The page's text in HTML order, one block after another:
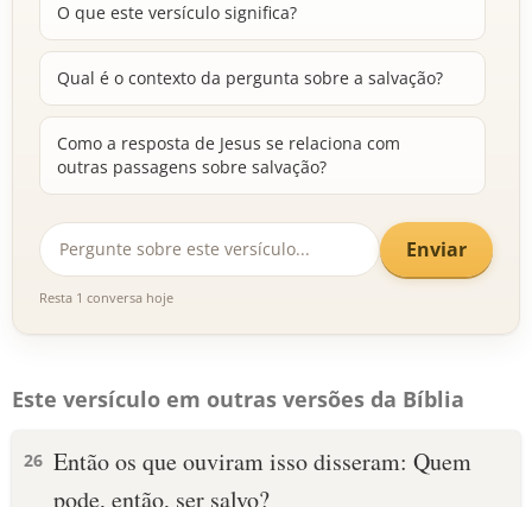
O que este versículo significa?
Qual é o contexto da pergunta sobre a salvação?
Como a resposta de Jesus se relaciona com
outras passagens sobre salvação?
Enviar
Resta 1 conversa hoje
Este versículo em outras versões da Bíblia
26 Então os que ouviram isso disseram: Quem
pode, então, ser salvo?